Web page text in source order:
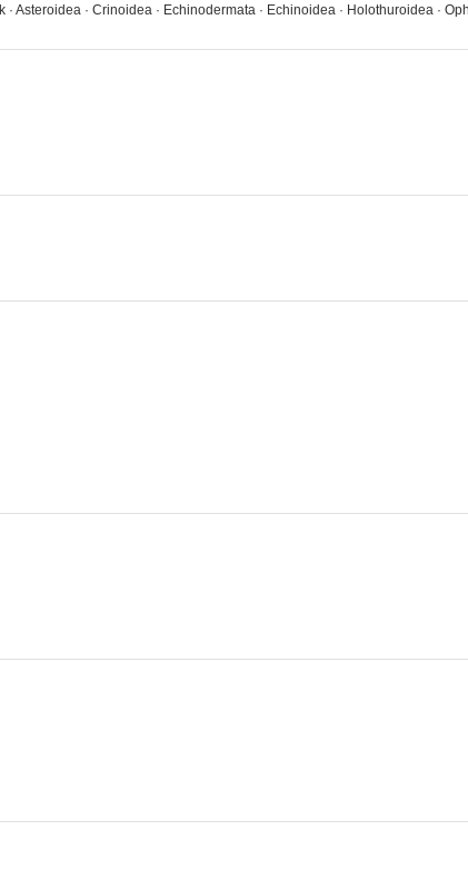
· Asteroidea · Crinoidea · Echinodermata · Echinoidea · Holothuroidea ·